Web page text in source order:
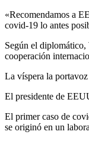
«Recomendamos a
covid-19 lo antes
Según el
cooperación
La víspera la
El presidente de
El primer caso de
se originó en un